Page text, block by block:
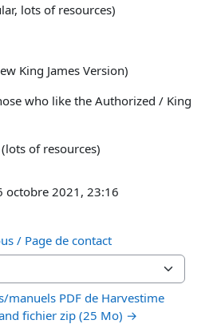
lots of resources)
King James Version)
who like the Authorized / King
of resources)
octobre 2021, 23:16
/ Page de contact
manuels PDF de Harvestime
fichier zip (25 Mo) →